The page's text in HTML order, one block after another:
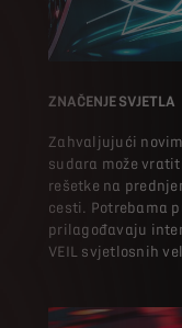
ZNAČENJE SVJETLA
Zahvaljujući
sudara može
rešetke na
cesti. Potrebama
prilagođavaju
VEIL svjetlosnih